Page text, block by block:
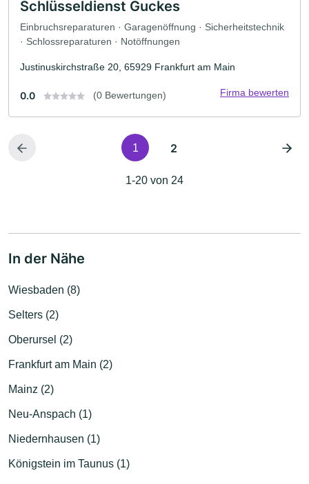
Schlüsseldienst Guckes
Einbruchsreparaturen · Garagenöffnung · Sicherheitstechnik
· Schlossreparaturen · Notöffnungen
Justinuskirchstraße 20, 65929 Frankfurt am Main
0.0 (0 Bewertungen) Firma bewerten
1 2
1-20 von 24
In der Nähe
Wiesbaden (8)
Selters (2)
Oberursel (2)
Frankfurt am Main (2)
Mainz (2)
Neu-Anspach (1)
Niedernhausen (1)
Königstein im Taunus (1)